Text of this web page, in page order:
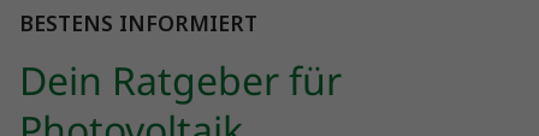
BESTENS INFORMIERT
Dein Ratgeber für